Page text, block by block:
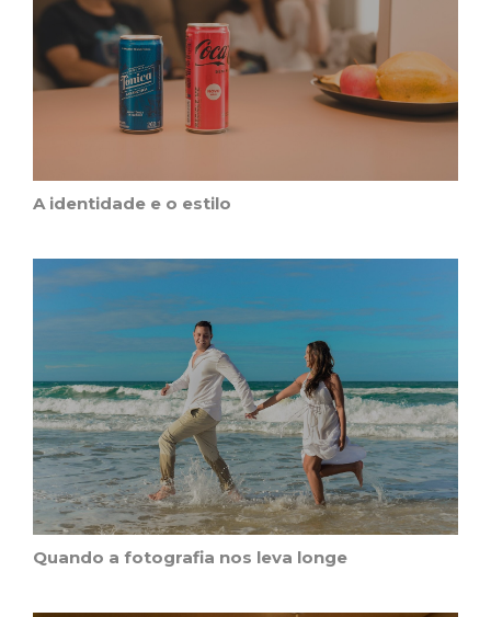
A identidade e o estilo
Quando a fotografia nos leva longe